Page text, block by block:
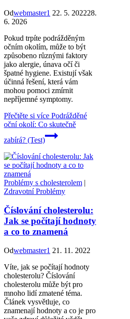
Odwebmaster1 22. 5. 202228.
6. 2026
Pokud trpíte podrážděným
očním okolím, může to být
způsobeno různými faktory
jako alergie, únava očí či
špatné hygiene. Existují však
účinná řešení, která vám
mohou pomoci zmírnit
nepříjemné symptomy.
Přečtěte si více Podrážděné
oční okolí: Co skutečně
zabírá? (Test)
Problémy s cholesterolem |
Zdravotní Problémy
Číslování cholesterolu:
Jak se počítají hodnoty
a co to znamená
Odwebmaster1 21. 11. 2022
Víte, jak se počítají hodnoty
cholesterolu? Číslování
cholesterolu může být pro
mnoho lidí zmatené téma.
Článek vysvětluje, co
znamenají hodnoty a co je pro